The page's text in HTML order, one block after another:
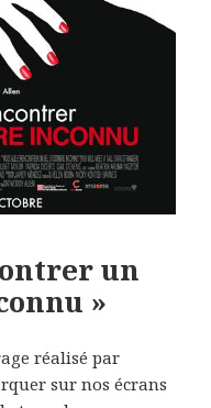
un
»
réalisé par
sur nos écrans